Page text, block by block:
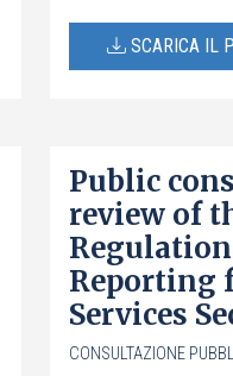
SCARICA IL
Public
review of
Reporting
Services
CONSULTAZIONE